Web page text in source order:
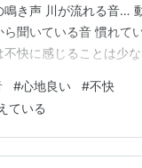
鳴き声 川が流れる音…
ら聞いている音 慣れて
不快に感じることは少
溜めている 忙しすぎて
するのが 難しい状態
状態程 心地よく感じ
言えるのではないでし
#心地良い #不快
ている